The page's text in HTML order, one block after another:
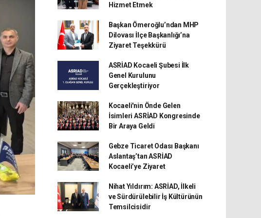
Hizmet Etmek
Başkan Ömeroğlu’ndan MHP
Dilovası İlçe Başkanlığı’na
Ziyaret Teşekkürü
ASRİAD Kocaeli Şubesi İlk
Genel Kurulunu
Gerçekleştiriyor
Kocaeli'nin Önde Gelen
İsimleri ASRİAD Kongresinde
Bir Araya Geldi
Gebze Ticaret Odası Başkanı
Aslantaş’tan ASRİAD
Kocaeli’ye Ziyaret
Nihat Yıldırım: ASRİAD, İlkeli
ve Sürdürülebilir İş Kültürünün
Temsilcisidir